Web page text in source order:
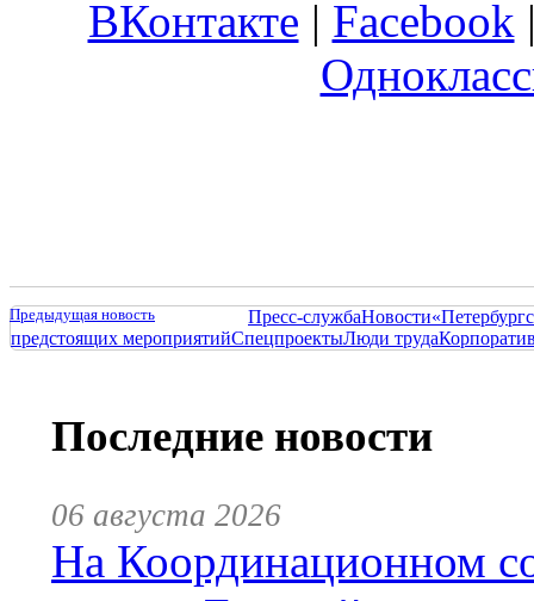
ВКонтакте | Facebook
Предыдущая новость Пресс-службаНовости
предстоящих мероприятийСпецпроектыЛюди труда
Последние новости
06 августа 2026
На Координационном